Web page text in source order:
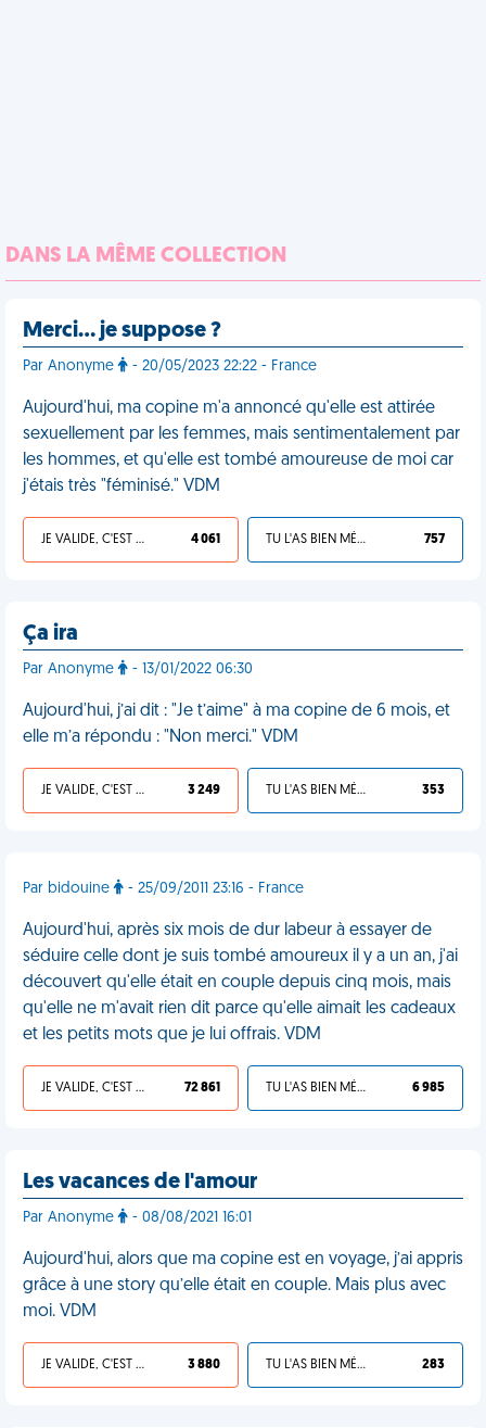
DANS LA MÊME COLLECTION
Merci… je suppose ?
Par Anonyme - 20/05/2023 22:22 - France
Aujourd'hui, ma copine m'a annoncé qu'elle est attirée
sexuellement par les femmes, mais sentimentalement par
les hommes, et qu'elle est tombé amoureuse de moi car
j'étais très "féminisé." VDM
JE VALIDE, C'EST UNE VDM 4 061 TU L'AS BIEN MÉRITÉ 757
Ça ira
Par Anonyme - 13/01/2022 06:30
Aujourd'hui, j’ai dit : "Je t’aime" à ma copine de 6 mois, et
elle m’a répondu : "Non merci." VDM
JE VALIDE, C'EST UNE VDM 3 249 TU L'AS BIEN MÉRITÉ 353
Par bidouine - 25/09/2011 23:16 - France
Aujourd'hui, après six mois de dur labeur à essayer de
séduire celle dont je suis tombé amoureux il y a un an, j'ai
découvert qu'elle était en couple depuis cinq mois, mais
qu'elle ne m'avait rien dit parce qu'elle aimait les cadeaux
et les petits mots que je lui offrais. VDM
JE VALIDE, C'EST UNE VDM 72 861 TU L'AS BIEN MÉRITÉ 6 985
Les vacances de l'amour
Par Anonyme - 08/08/2021 16:01
Aujourd'hui, alors que ma copine est en voyage, j’ai appris
grâce à une story qu’elle était en couple. Mais plus avec
moi. VDM
JE VALIDE, C'EST UNE VDM 3 880 TU L'AS BIEN MÉRITÉ 283